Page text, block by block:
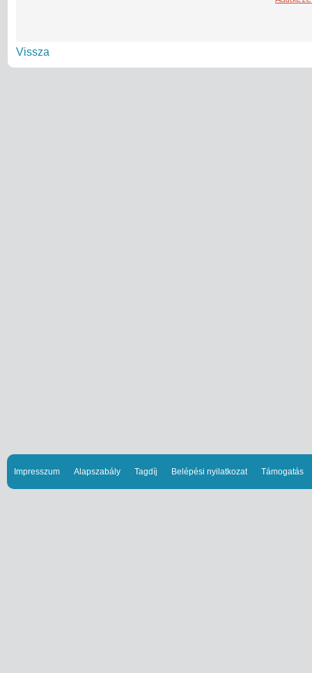
Vissza
Impresszum Alapszabály Tagdíj Belépési nyilatkozat Támogatás